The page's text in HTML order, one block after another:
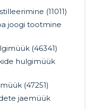
(11011)
joogi tootmine
(46341)
hulgimüük
(47251)
jaemüük